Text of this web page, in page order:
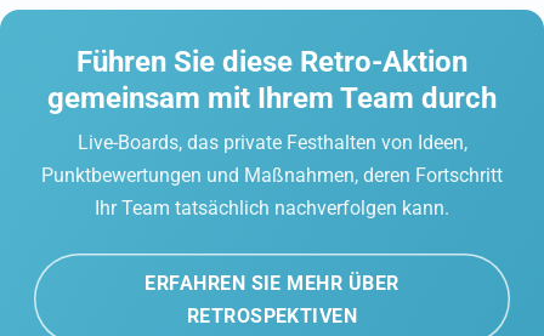
Führen Sie diese Retro-Aktion
gemeinsam mit Ihrem Team durch
Live-Boards, das private Festhalten von Ideen,
Punktbewertungen und Maßnahmen, deren Fortschritt
Ihr Team tatsächlich nachverfolgen kann.
ERFAHREN SIE MEHR ÜBER
RETROSPEKTIVEN